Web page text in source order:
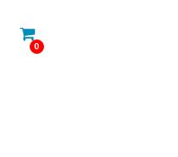
0